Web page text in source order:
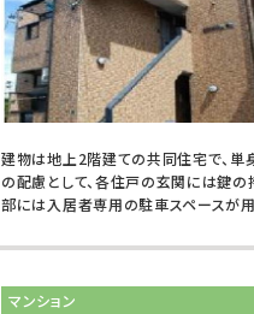
建物は地上2階建ての共同住宅で、単
の配慮として、各住戸の玄関には鍵
部には入居者専用の駐車スペースが用
マンション